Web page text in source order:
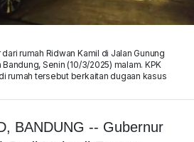
rumah Ridwan Kamil di Jalan Gunung
Senin (10/3/2025) malam. KPK
rumah tersebut berkaitan dugaan kasus
BANDUNG -- Gubernur